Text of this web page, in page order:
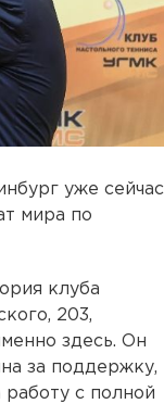
уже сейчас
мира по
клуба
203,
здесь. Он
за поддержку,
работу с полной